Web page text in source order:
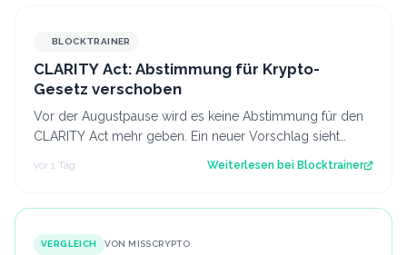
BLOCKTRAINER
CLARITY Act: Abstimmung für Krypto-
Gesetz verschoben
Vor der Augustpause wird es keine Abstimmung für den
CLARITY Act mehr geben. Ein neuer Vorschlag sieht
derweil vor, dass Trump bestimmte Kry…
vor 1 Tag Weiterlesen bei Blocktrainer
VERGLEICH VON MISSCRYPTO